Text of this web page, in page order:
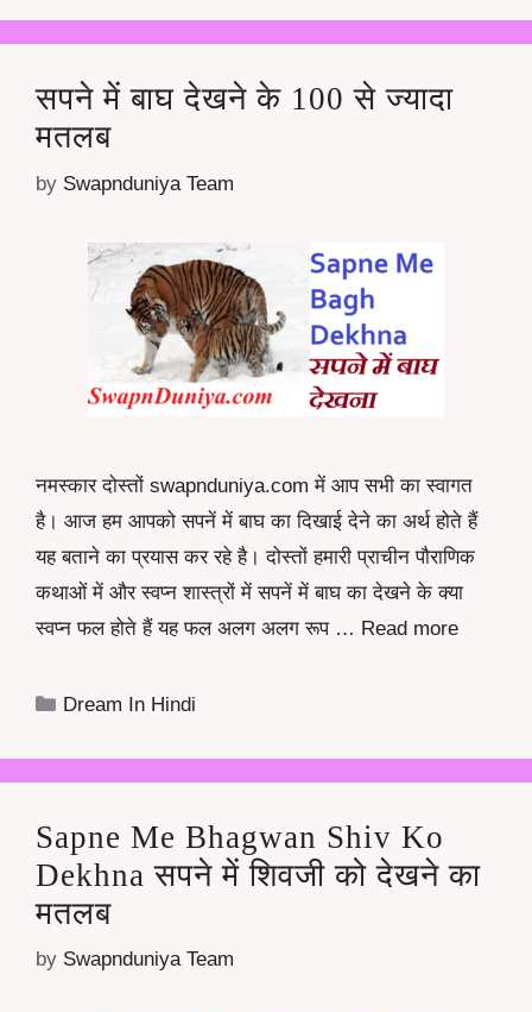
सपने में बाघ देखने के 100 से ज्यादा
मतलब
by Swapnduniya Team
नमस्कार दोस्तों swapnduniya.com में आप सभी का स्वागत
है। आज हम आपको सपनें में बाघ का दिखाई देने का अर्थ होते हैं
यह बताने का प्रयास कर रहे है। दोस्तों हमारी प्राचीन पौराणिक
कथाओं में और स्वप्न शास्त्रों में सपनें में बाघ का देखने के क्या
स्वप्न फल होते हैं यह फल अलग अलग रूप … Read more
Categories
Dream In Hindi
Sapne Me Bhagwan Shiv Ko
Dekhna सपने में शिवजी को देखने का
मतलब
by Swapnduniya Team